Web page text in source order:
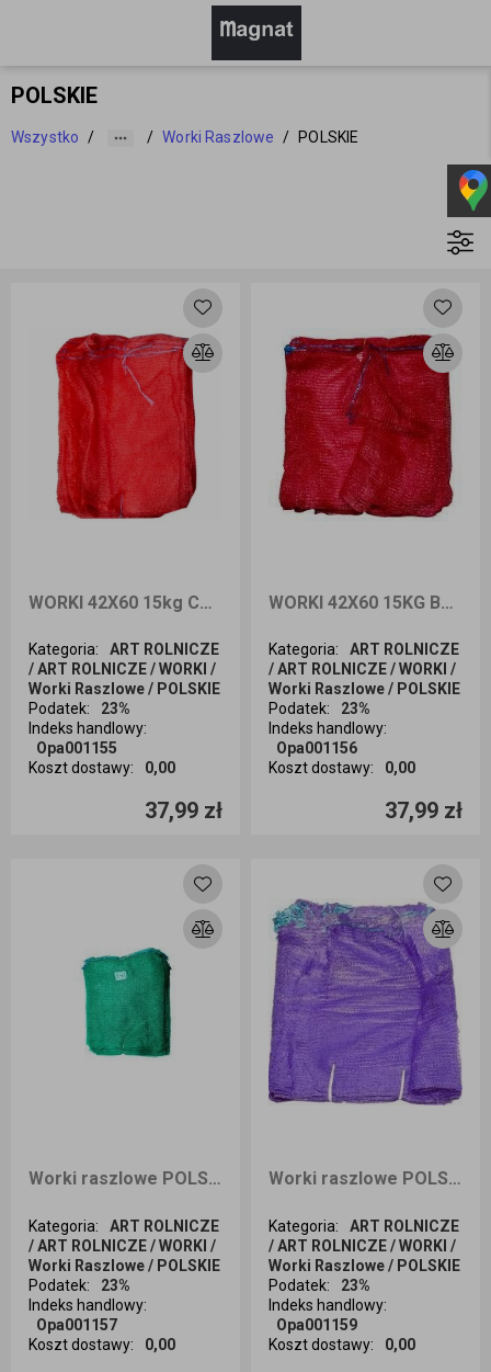
POLSKIE
Wszystko / / Worki Raszlowe / POLSKIE
WORKI 42X60 15kg CZERWONE RASZLOWE A100
Kategoria:
ART ROLNICZE
/ ART ROLNICZE / WORKI /
Worki Raszlowe / POLSKIE
Podatek:
23%
Indeks handlowy:
Opa001155
Koszt dostawy: 0,00
37,99 zł
Ilość sztuk
WORKI 42X60 15KG BORDO RASZLOWE POLSKIE A100
Kategoria:
ART ROLNICZE
/ ART ROLNICZE / WORKI /
Worki Raszlowe / POLSKIE
Podatek:
23%
Indeks handlowy:
Opa001156
Koszt dostawy: 0,00
37,99 zł
Ilość sztuk
Worki raszlowe POLSKIE ZIELONE 42X60 15KG A`100
Kategoria:
ART ROLNICZE
/ ART ROLNICZE / WORKI /
Worki Raszlowe / POLSKIE
Podatek:
23%
Indeks handlowy:
Opa001157
Koszt dostawy: 0,00
Ilość sztuk
Worki raszlowe POLSKIE FILOET 42X60 15KG A`100
Kategoria:
ART ROLNICZE
/ ART ROLNICZE / WORKI /
Worki Raszlowe / POLSKIE
Podatek:
23%
Indeks handlowy:
Opa001159
Koszt dostawy: 0,00
Ilość sztuk